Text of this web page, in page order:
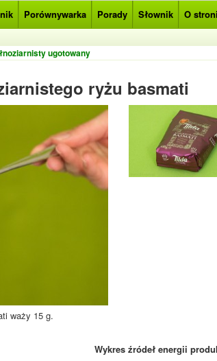
Porównywarka Porady Słownik O
ugotowany
ryżu basmati
waży 15 g.
Wykres źródeł energii